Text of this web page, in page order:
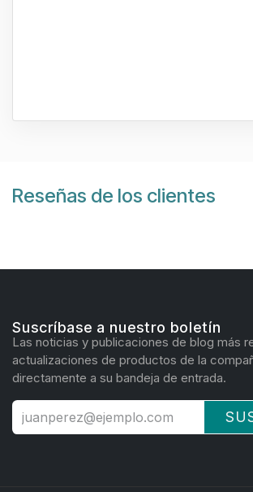
Reseñas de los clientes
Suscríbase a nuestro boletín
Las noticias y publicaciones de blog más
actualizaciones de productos de la
directamente a su bandeja de entrada.